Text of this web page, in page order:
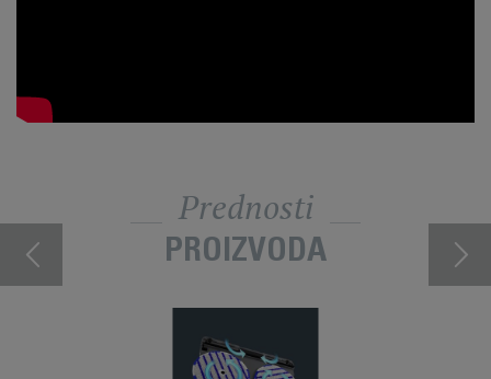
Prednosti
PROIZVODA